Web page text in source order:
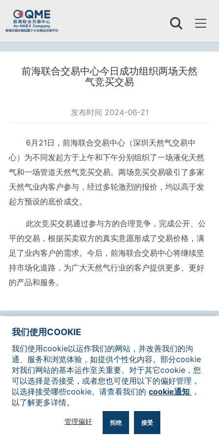
Toggle
我们使用COOKIE
我们使用cookie以运作我们的网站，并改善我们的沟
通、服务和浏览体验，如提供个性化内容。部分cookie
对我们网站的基本运作至关重要。对于其它cookie，您
可以选择是否接受，或者您也可使用以下的偏好管理，
以选择接受哪些cookie。请查看我们的cookie通知 ，
以了解更多详情。
管理偏好 拒绝 接受
前海联合交易中心今日成功组织两场天然
气竞买交易
发布时间 2024-06-21
6月21日，前海联合交易中心（深圳天然气交易中
心）为不同发起方于上午和下午分别组织了一场液化天然
气和一场管道天然气竞买交易。两场竞买交易吸引了多家
天然气业内客户参与，经过多轮激烈的报价，均以高于发
起方预设的底价成交。
此次竞买交易通过参与方的合理竞争，完成公开、公
平的交易，根据买卖双方的真实意愿形成了交易价格，满
足了业内客户的需求。今后，前海联合交易中心将继续坚
持市场化道路，为广大天然气行业的客户提供更多、更好
的产品和服务。
网站地图 联系我们
©2026 深圳前海联合交易中心有限公司版权所有，翻印必究
粤ICP备17008009号